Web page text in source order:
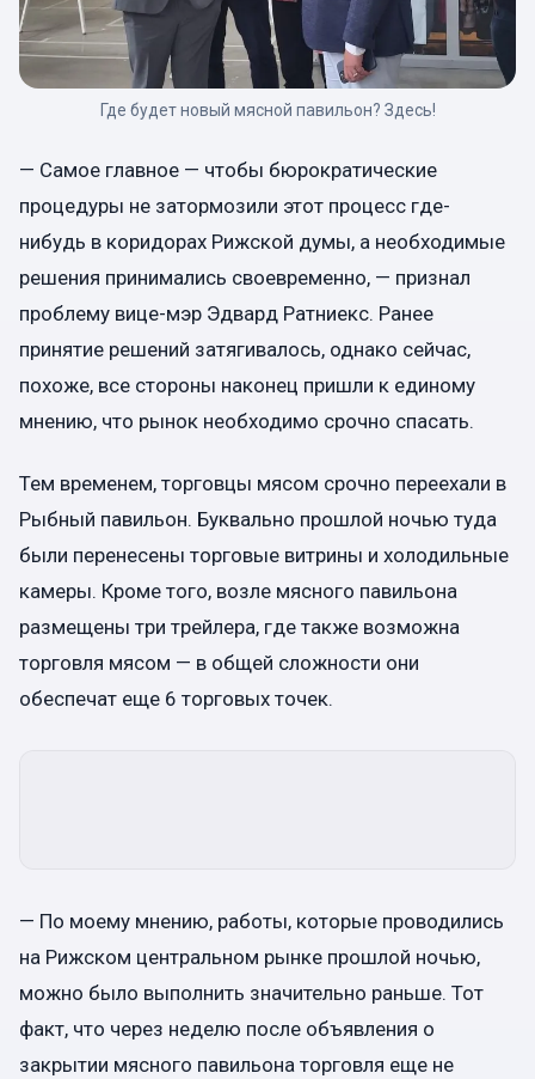
Где будет новый мясной павильон? Здесь!
— Самое главное — чтобы бюрократические
процедуры не затормозили этот процесс где-
нибудь в коридорах Рижской думы, а необходимые
решения принимались своевременно, — признал
проблему вице-мэр Эдвард Ратниекс. Ранее
принятие решений затягивалось, однако сейчас,
похоже, все стороны наконец пришли к единому
мнению, что рынок необходимо срочно спасать.
Тем временем, торговцы мясом срочно переехали в
Рыбный павильон. Буквально прошлой ночью туда
были перенесены торговые витрины и холодильные
камеры. Кроме того, возле мясного павильона
размещены три трейлера, где также возможна
торговля мясом — в общей сложности они
обеспечат еще 6 торговых точек.
— По моему мнению, работы, которые проводились
на Рижском центральном рынке прошлой ночью,
можно было выполнить значительно раньше. Тот
факт, что через неделю после объявления о
закрытии мясного павильона торговля еще не